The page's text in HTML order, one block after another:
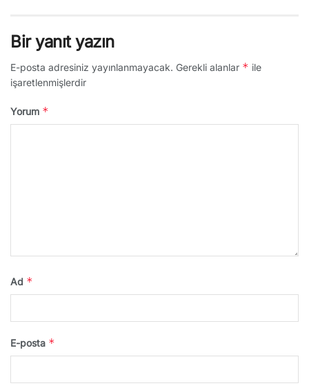
Bir yanıt yazın
E-posta adresiniz yayınlanmayacak. Gerekli alanlar * ile
işaretlenmişlerdir
Yorum *
Ad *
E-posta *